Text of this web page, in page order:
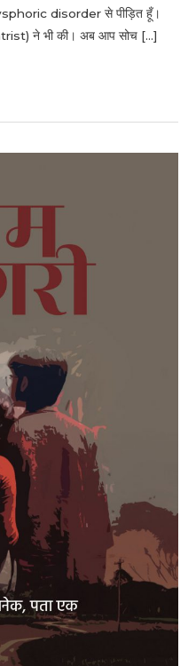
disorder से पीड़ित हूँ।
ने भी की। अब आप सोच […]